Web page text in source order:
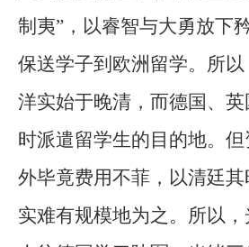
制夷”，以睿智与大勇放下
保送学子到欧洲留学。所
洋实始于晚清，而德国、
时派遣留学生的目的地。
外毕竟费用不菲，以清廷其
实难有规模地为之。所以